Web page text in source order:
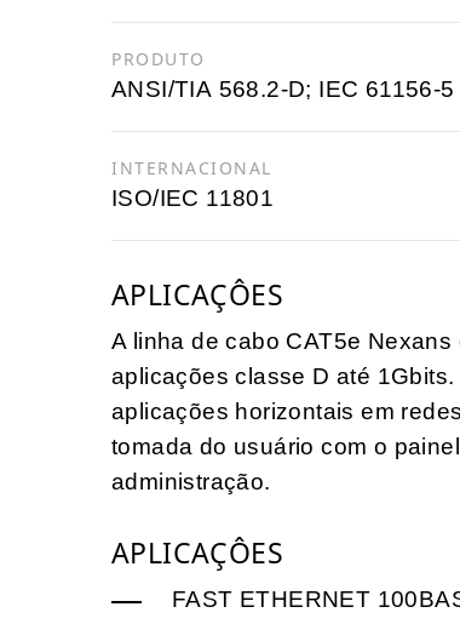
PRODUTO
ANSI/TIA 568.2-D; IEC 61156-5
INTERNACIONAL
ISO/IEC 11801
APLICAÇÔES
A linha de cabo CAT5e
aplicações classe D até
aplicações horizontais em
tomada do usuário com o
administração.
APLICAÇÔES
FAST ETHERNET